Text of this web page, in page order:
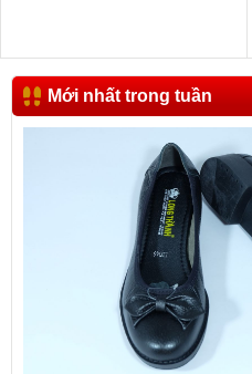
Mới nhất trong tuần